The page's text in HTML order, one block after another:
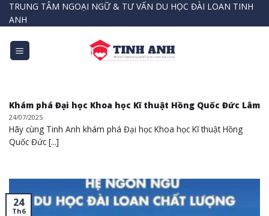
Bỏ
qua
dung
TRUNG TÂM NGOẠI NGỮ & TƯ VẤN DU HỌC ĐÀI LOAN TINH
ANH
Khám phá Đại học Khoa học Kĩ thuật Hồng Quốc Đức Lâm
24/07/2025
Hãy cùng Tinh Anh khám phá Đại học Khoa học Kĩ thuật Hồng
Quốc Đức [...]
24
Th6